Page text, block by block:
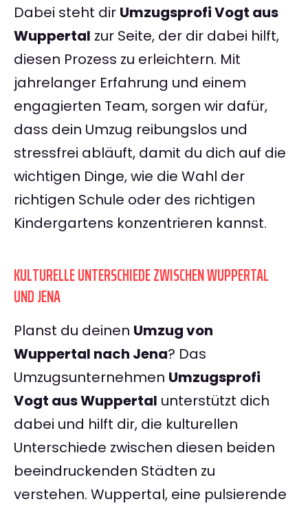
Dabei steht dir Umzugsprofi Vogt aus
Wuppertal zur Seite, der dir dabei hilft,
diesen Prozess zu erleichtern. Mit
jahrelanger Erfahrung und einem
engagierten Team, sorgen wir dafür,
dass dein Umzug reibungslos und
stressfrei abläuft, damit du dich auf die
wichtigen Dinge, wie die Wahl der
richtigen Schule oder des richtigen
Kindergartens konzentrieren kannst.
KULTURELLE UNTERSCHIEDE ZWISCHEN WUPPERTAL
UND JENA
Planst du deinen Umzug von
Wuppertal nach Jena? Das
Umzugsunternehmen Umzugsprofi
Vogt aus Wuppertal unterstützt dich
dabei und hilft dir, die kulturellen
Unterschiede zwischen diesen beiden
beeindruckenden Städten zu
verstehen. Wuppertal, eine pulsierende